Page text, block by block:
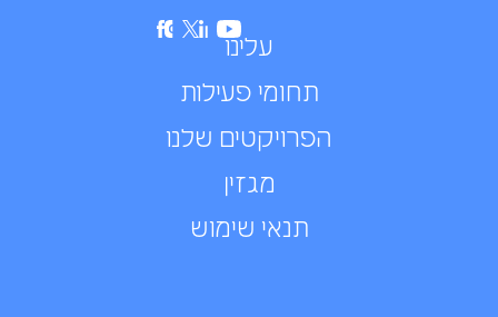
עלינו
תחומי פעילות
הפרויקטים שלנו
מגזין
תנאי שימוש